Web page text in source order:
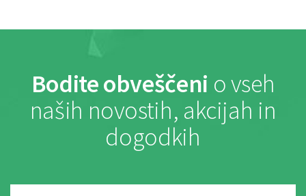
Bodite obveščeni o vseh
naših novostih, akcijah in
dogodkih